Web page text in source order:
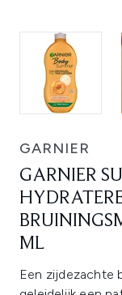
GARNIER
GARNIER
ML
Een zijdezachte